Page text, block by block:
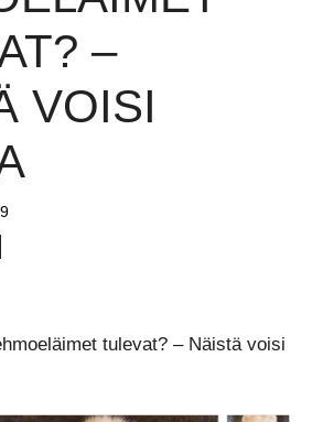
–
VOISI
tulevat? – Näistä voisi